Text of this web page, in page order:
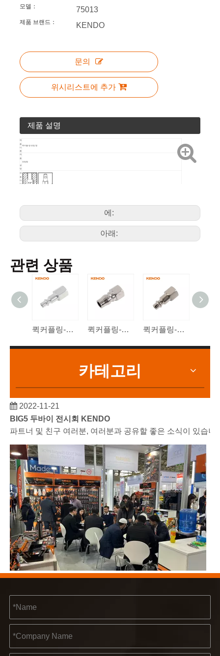
모델： 75013
제품 브랜드： KENDO
문의
위시리스트에 추가
제품 설명
제
품
이
름
퀵커플링-유럽형
제
품
설
명
유럽형
품
아
이
법
부
항
에:
아래:
관련 상품
퀵커플링-이스라엘형 퀵커플링-일본형 퀵커플링-미국형
카테고리
2022-11-21
BIG5 두바이 전시회 KENDO
파트너 및 친구 여러분, 여러분과 공유할 좋은 소식이 있습
KENDO 쾰른 박람회 2023
쾰른 박람회 2023, Kendo이(가) 오랜 친구를 만나고 새로운